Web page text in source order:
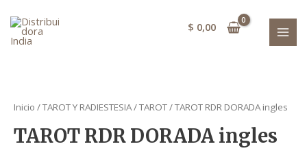
contenido
$ 0,00
Inicio /TAROT Y RADIESTESIA/TAROT/ TAROT RDR DORADA ingles
TAROT RDR DORADA ingles
RDR
ingles